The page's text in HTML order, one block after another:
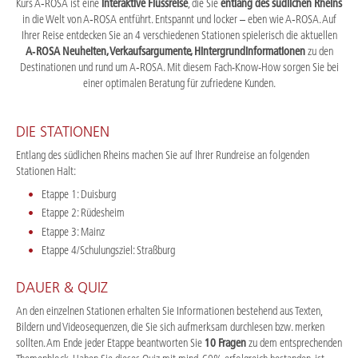
Kurs A‑ROSA ist eine interaktive Flussreise, die Sieentlang des südlichen Rheins
in die Welt von A‑ROSA entführt. Entspannt und locker – eben wie A‑ROSA. Auf
Ihrer Reise entdecken Sie an 4 verschiedenen Stationen spielerisch die aktuellen
A‑ROSA Neuheiten, Verkaufsargumente, Hintergrundinformationenzu den
Destinationen und rund um A‑ROSA. Mit diesem Fach-Know-How sorgen Sie bei
einer optimalen Beratung für zufriedene Kunden.
DIE STATIONEN
Entlang des südlichen Rheins machen Sie auf Ihrer Rundreise an folgenden
Stationen Halt:
Etappe 1: Duisburg
Etappe 2: Rüdesheim
Etappe 3: Mainz
Etappe 4/Schulungsziel: Straßburg
DAUER & QUIZ
An den einzelnen Stationen erhalten Sie Informationen bestehend aus Texten,
Bildern und Videosequenzen, die Sie sich aufmerksam durchlesen bzw. merken
sollten. Am Ende jeder Etappe beantworten Sie 10 Fragenzu dem entsprechenden